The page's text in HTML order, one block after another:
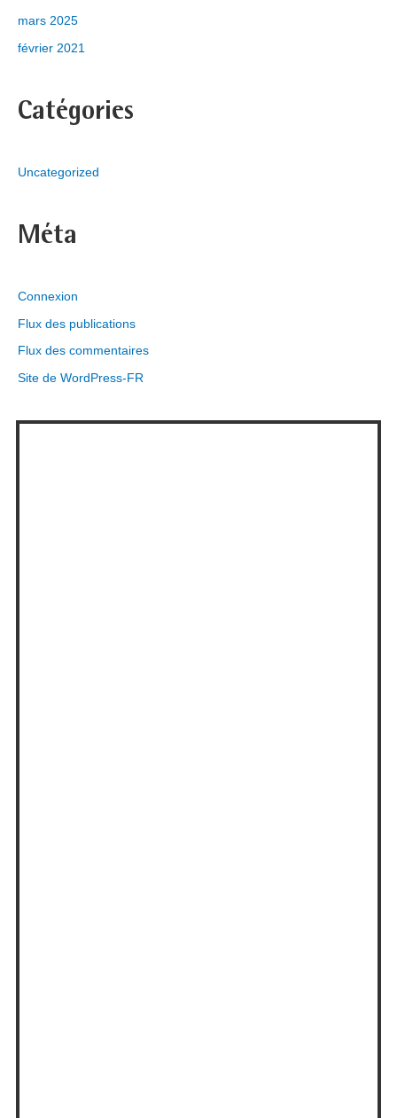
mars 2025
février 2021
Catégories
Uncategorized
Méta
Connexion
Flux des publications
Flux des commentaires
Site de WordPress-FR